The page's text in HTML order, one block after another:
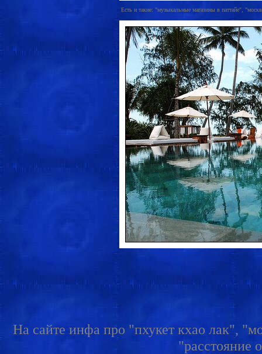
Есть и такие: "музыкальные магазины в паттайе",
На сайте инфа про "пхукет кхао лак",
"расстояние